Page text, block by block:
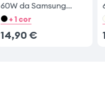
60W da Samsung
Branco
+ 1 cor
14,90 €